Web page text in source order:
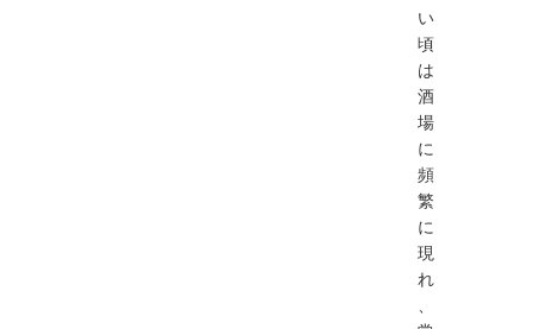
い
頃
は
酒
場
に
頻
繁
に
現
れ
、